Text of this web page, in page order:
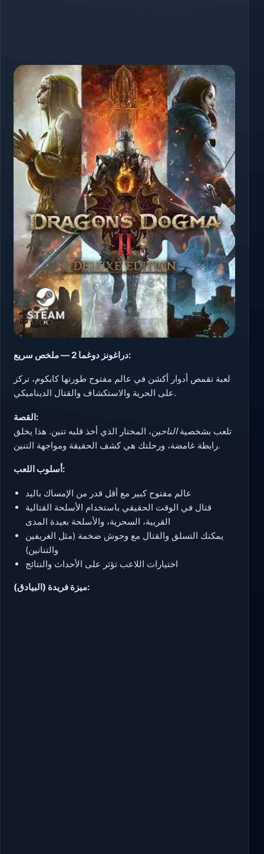
دراغونز دوغما 2 — ملخص سريع:
لعبة تقمص أدوار أكشن في عالم مفتوح طورتها كابكوم، تركز
على الحرية والاستكشاف والقتال الديناميكي.
القصة:
تلعب بشخصيةالناحين، المختار الذي أخذ قلبه تنين. هذا يخلق
رابطة غامضة، ورحلتك هي كشف الحقيقة ومواجهة التنين.
أسلوب اللعب:
عالم مفتوح كبير مع أقل قدر من الإمساك باليد
قتال في الوقت الحقيقي باستخدام الأسلحة القتالية
القريبة، السحرية، والأسلحة بعيدة المدى
يمكنك التسلق والقتال مع وحوش ضخمة (مثل الغريفين
والتنانين)
اختيارات اللاعب تؤثر على الأحداث والنتائج
ميزة فريدة (البيادق):